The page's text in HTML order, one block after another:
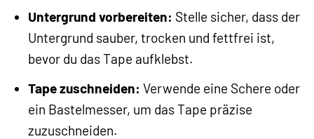
Untergrund vorbereiten: Stelle sicher, dass der
Untergrund sauber, trocken und fettfrei ist,
bevor du das Tape aufklebst.
Tape zuschneiden: Verwende eine Schere oder
ein Bastelmesser, um das Tape präzise
zuzuschneiden.